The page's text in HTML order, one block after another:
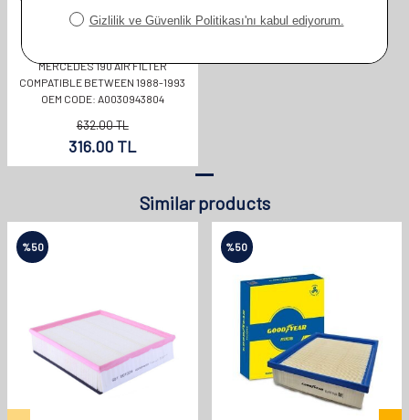
GOODYEAR
MERCEDES 190 AIR FILTER
COMPATIBLE BETWEEN 1988-1993
OEM CODE: A0030943804
632.00TL
316.00 TL
Similar products
%50 %50